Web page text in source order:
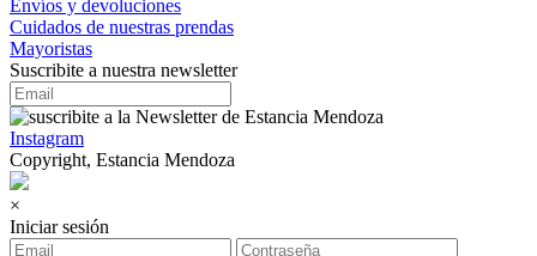
Envíos y devoluciones
Cuidados de nuestras prendas
Mayoristas
Suscribite a nuestra newsletter
Instagram
Copyright, Estancia Mendoza
×
Iniciar sesión